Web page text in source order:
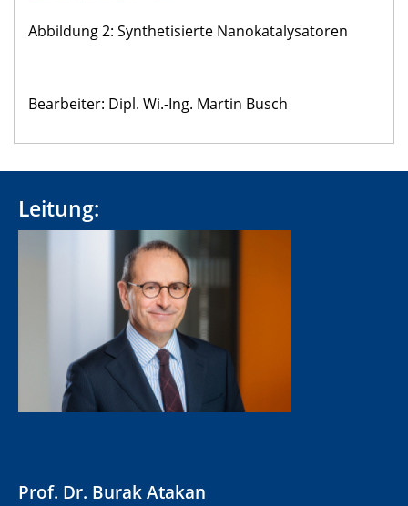
Abbildung 2: Synthetisierte Nanokatalysatoren
Bearbeiter: Dipl. Wi.-Ing. Martin Busch
Leitung:
Prof. Dr. Burak Atakan